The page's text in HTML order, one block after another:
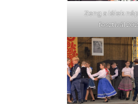
Zeng a lélek
fesztivál